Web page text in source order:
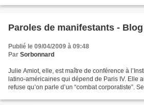
Paroles de manifestants -
Publié le 09/04/2009 à 09:48
Par Sorbonnard
Julie Amiot, elle, est maître de conférence à
latino-américaines qui dépend de Paris IV. Elle
refuse qu’on parle d’un “combat corporatiste”.